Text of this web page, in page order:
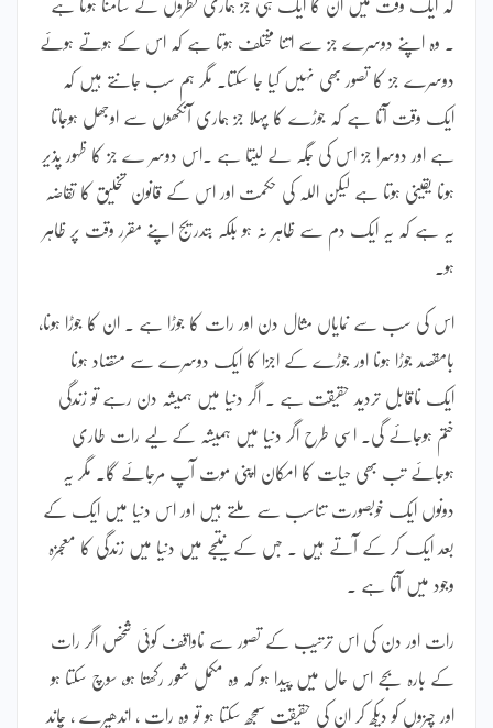
کہ ایک وقت میں ان کا ایک ہی جز ہماری نظروں کے سامنا ہوتا ہے
۔ وہ اپنے دوسرے جز سے اتنا مختلف ہوتا ہے کہ اس کے ہوتے ہوئے
دوسرے جز کا تصور بھی نہیں کیا جا سکتا۔ مگر ہم سب جانتے ہیں کہ
ایک وقت آتا ہے کہ جوڑے کا پہلا جز ہماری آنکھوں سے اوجھل ہوجاتا
ہے اور دوسرا جز اس کی جگہ لے لیتا ہے ۔اس دوسر ے جز کا ظہور پذیر
ہونا یقینی ہوتا ہے لیکن اللہ کی حکمت اور اس کے قانون تخلیق کا تقاضہ
یہ ہے کہ یہ ایک دم سے ظاہر نہ ہو بلکہ بتدریج اپنے مقرر وقت پر ظاہر
ہو۔
اس کی سب سے نمایاں مثال دن اور رات کا جوڑا ہے ۔ ان کا جوڑا ہونا،
بامقصد جوڑا ہونا اور جوڑے کے اجزا کا ایک دوسرے سے متضاد ہونا
ایک ناقابل تردید حقیقت ہے ۔ اگر دنیا میں ہمیشہ دن رہے تو زندگی
ختم ہوجائے گی۔ اسی طرح اگر دنیا میں ہمیشہ کے لیے رات طاری
ہوجائے تب بھی حیات کا امکان اپنی موت آپ مرجائے گا۔ مگر یہ
دونوں ایک خوبصورت تناسب سے ملتے ہیں اور اس دنیا میں ایک کے
بعد ایک کر کے آتے ہیں ۔ جس کے نتیجے میں دنیا میں زندگی کا معجزہ
وجود میں آتا ہے ۔
رات اور دن کی اس ترتیب کے تصور سے ناواقف کوئی شخص اگر رات
کے بارہ بجے اس حال میں پیدا ہو کہ وہ مکمل شعور رکھتا ہو، سوچ سکتا ہو
اور چیزوں کو دیکھ کر ان کی حقیقت سمجھ سکتا ہو تو وہ رات ، اندھیرے ، چاند